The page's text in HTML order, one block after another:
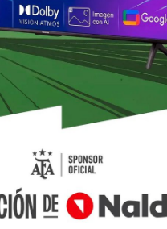
el Departamento de San
puestos de trabajo con el
nuevos puestos laborales en